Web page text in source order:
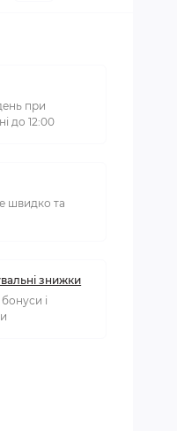
при
до 12:00
швидко та
знижки
і